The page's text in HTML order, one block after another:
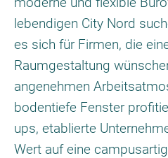
lebendigen City Nord
es sich für Firmen, die
Raumgestaltung
angenehmen
bodentiefe Fenster
ups, etablierte
Wert auf eine